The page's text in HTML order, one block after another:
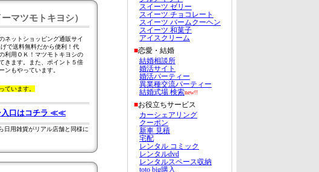
マツモトキヨシ）
ネットショッピング通販サイ
で送料無料だから便利！代
利用ＯＫ！マツモトキヨシの
きます。また、ポイント５倍
ンもやっています。
ています。
口はコチラ ≪≪
日用雑貨がリアル店舗と同様に